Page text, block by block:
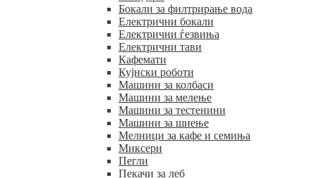
Бокали за филтрирање вода
Електрични бокали
Електрични ѓезвиња
Електрични тави
Кафемати
Кујнски роботи
Машини за колбаси
Машини за мелење
Машини за тестенини
Машини за шиење
Мелници за кафе и семиња
Миксери
Пегли
Пекачи за леб